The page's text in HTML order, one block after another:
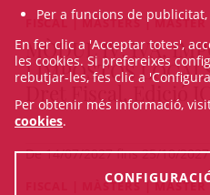
FISCAL | MÀSTERS | MÀSTER
MÒDUL IV: IVA,
I IMPOSTOS
Dret Fiscal, Edició
De 14/07/2027 fins 25/10/2027
FISCAL | MÀSTERS | MÀSTER
Per a funcions de
En fer clic a 'Acceptar totes',
les cookies. Si prefereixes
rebutjar-les, fes clic a
Per obtenir més informació,
cookies.